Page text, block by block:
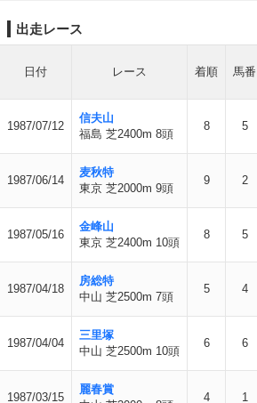
出走レース
日付 レース 着順 馬番
1987/07/12
信夫山
福島 芝2400m 8頭
8 5
1987/06/14
麦秋特
東京 芝2000m 9頭
9 2
1987/05/16
金峰山
東京 芝2400m 10頭
8 5
1987/04/18
房総特
中山 芝2500m 7頭
5 4
1987/04/04
三里塚
中山 芝2500m 10頭
6 6
1987/03/15
麗春賞
4 1